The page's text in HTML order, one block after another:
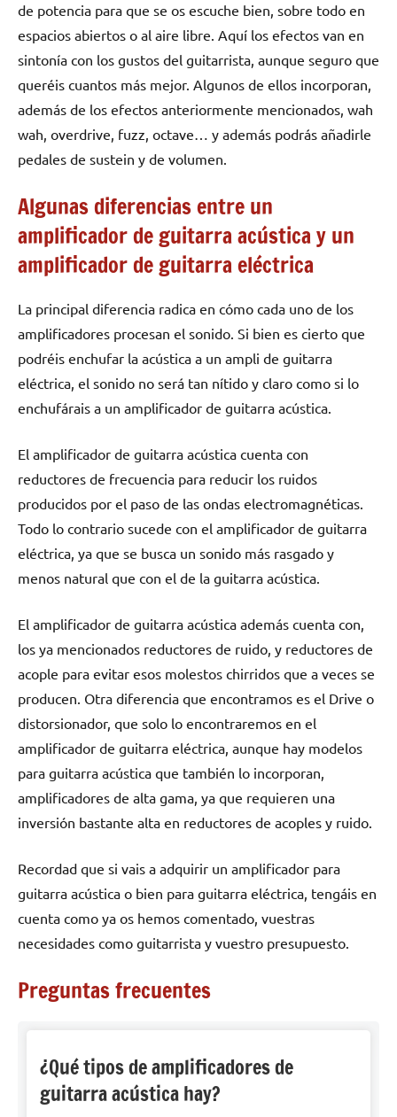
de potencia para que se os escuche bien, sobre todo en
espacios abiertos o al aire libre. Aquí los efectos van en
sintonía con los gustos del guitarrista, aunque seguro que
queréis cuantos más mejor. Algunos de ellos incorporan,
además de los efectos anteriormente mencionados, wah
wah, overdrive, fuzz, octave… y además podrás añadirle
pedales de sustein y de volumen.
Algunas diferencias entre un
amplificador de guitarra acústica y un
amplificador de guitarra eléctrica
La principal diferencia radica en cómo cada uno de los
amplificadores procesan el sonido. Si bien es cierto que
podréis enchufar la acústica a un ampli de guitarra
eléctrica, el sonido no será tan nítido y claro como si lo
enchufárais a un amplificador de guitarra acústica.
El amplificador de guitarra acústica cuenta con
reductores de frecuencia para reducir los ruidos
producidos por el paso de las ondas electromagnéticas.
Todo lo contrario sucede con el amplificador de guitarra
eléctrica, ya que se busca un sonido más rasgado y
menos natural que con el de la guitarra acústica.
El amplificador de guitarra acústica además cuenta con,
los ya mencionados reductores de ruido, y reductores de
acople para evitar esos molestos chirridos que a veces se
producen. Otra diferencia que encontramos es el Drive o
distorsionador, que solo lo encontraremos en el
amplificador de guitarra eléctrica, aunque hay modelos
para guitarra acústica que también lo incorporan,
amplificadores de alta gama, ya que requieren una
inversión bastante alta en reductores de acoples y ruido.
Recordad que si vais a adquirir un amplificador para
guitarra acústica o bien para guitarra eléctrica, tengáis en
cuenta como ya os hemos comentado, vuestras
necesidades como guitarrista y vuestro presupuesto.
Preguntas frecuentes
¿Qué tipos de amplificadores de
guitarra acústica hay?